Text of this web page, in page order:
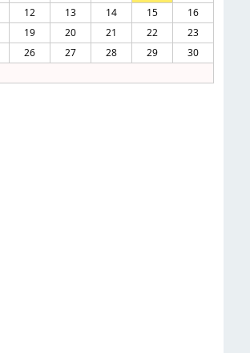
12 13 14 15
16
19 20 21 22
23
26 27 28 29
30